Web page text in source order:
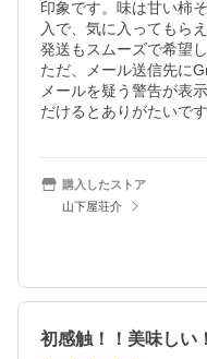
印象です。味は甘い柿
入で、気に入ってもら
発送もスムーズで希望
ただ、メール送信先に
メールを疑う警告が表
だけるとありがたいです
購入したストア
山下屋荘介
初感触！！美味しい